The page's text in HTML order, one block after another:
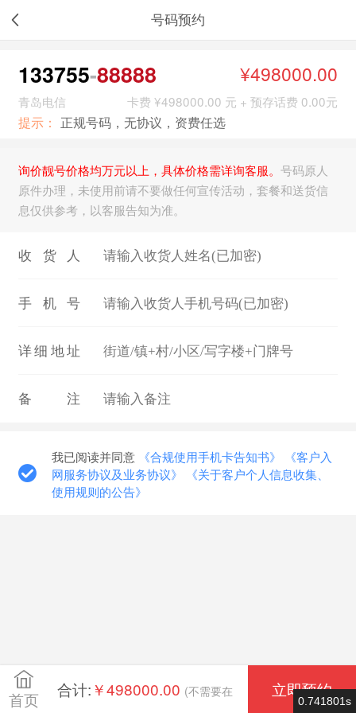
号码预约
133755 88888 ¥498000.00
青岛电信 卡费 ¥498000.00 元 + 预存话费 0.00元
提示： 正规号码，无协议，资费任选
询价靓号价格均万元以上，具体价格需详询客服。 号码原人
原件办理，未使用前请不要做任何宣传活动，套餐和送货信
息仅供参考，以客服告知为准。
收货人
手机号
详细地址
备注
我已阅读并同意 《合规使用手机卡告知书》
《客户入
网服务协议及业务协议》
《关于客户个人信息收集、
使用规则的公告》
首页
合计:￥498000.00 (不需要在 立即预约
0.741801s